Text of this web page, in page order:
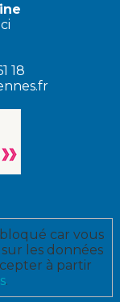
18
car vous
les données
à partir
.